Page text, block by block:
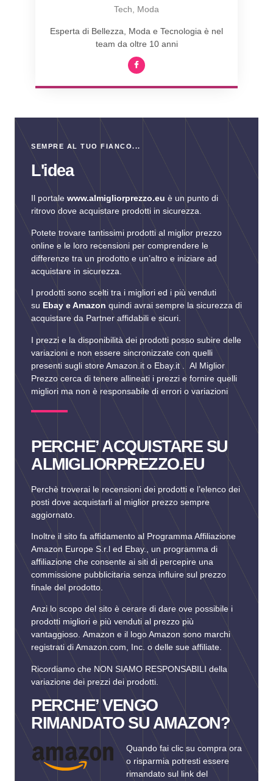
Tech, Moda
Esperta di Bellezza, Moda e Tecnologia è nel
team da oltre 10 anni
SEMPRE AL TUO FIANCO...
L'idea
Il portale www.almigliorprezzo.eu è un punto di
ritrovo dove acquistare prodotti in sicurezza.
Potete trovare tantissimi prodotti al miglior prezzo
online e le loro recensioni per comprendere le
differenze tra un prodotto e un’altro e iniziare ad
acquistare in sicurezza.
I prodotti sono scelti tra i migliori ed i più venduti
su Ebay e Amazon quindi avrai sempre la sicurezza di
acquistare da Partner affidabili e sicuri.
I prezzi e la disponibilità dei prodotti posso subire delle
variazioni e non essere sincronizzate con quelli
presenti sugli store Amazon.it o Ebay.it . Al Miglior
Prezzo cerca di tenere allineati i prezzi e fornire quelli
migliori ma non è responsabile di errori o variazioni
PERCHE’ ACQUISTARE SU
ALMIGLIORPREZZO.EU
Perchè troverai le recensioni dei prodotti e l’elenco dei
posti dove acquistarli al miglior prezzo sempre
aggiornato.
Inoltre il sito fa affidamento al Programma Affiliazione
Amazon Europe S.r.l ed Ebay., un programma di
affiliazione che consente ai siti di percepire una
commissione pubblicitaria senza influire sul prezzo
finale del prodotto.
Anzi lo scopo del sito è cerare di dare ove possibile i
prodotti migliori e più venduti al prezzo più
vantaggioso. Amazon e il logo Amazon sono marchi
registrati di Amazon.com, Inc. o delle sue affiliate.
Ricordiamo che NON SIAMO RESPONSABILI della
variazione dei prezzi dei prodotti.
PERCHE’ VENGO
RIMANDATO SU AMAZON?
Quando fai clic su compra ora
o risparmia potresti essere
rimandato sul link del